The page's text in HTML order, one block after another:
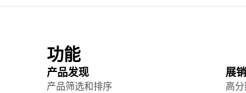
功能
产品发现
产品筛选和排序
展销
高